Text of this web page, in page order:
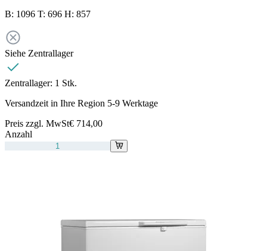
B: 1096 T: 696 H: 857
Siehe Zentrallager
Zentrallager: 1 Stk.
Versandzeit in Ihre Region 5-9 Werktage
Preis zzgl. MwSt€ 714,00
Anzahl